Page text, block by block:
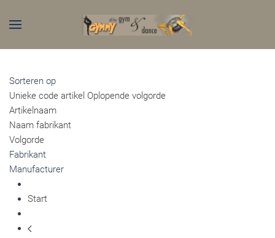
Skip to main content
Sorteren op
Unieke code artikel Oplopende volgorde
Artikelnaam
Naam fabrikant
Volgorde
Fabrikant
Manufacturer
Start